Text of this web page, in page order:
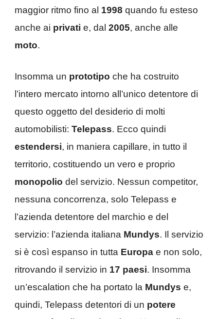
maggior ritmo fino al 1998 quando fu esteso
anche ai privati e, dal 2005, anche alle
moto.
Insomma un prototipo che ha costruito
l’intero mercato intorno all’unico detentore di
questo oggetto del desiderio di molti
automobilisti: Telepass. Ecco quindi
estendersi, in maniera capillare, in tutto il
territorio, costituendo un vero e proprio
monopolio del servizio. Nessun competitor,
nessuna concorrenza, solo Telepass e
l’azienda detentore del marchio e del
servizio: l’azienda italiana Mundys. Il servizio
si è così espanso in tutta Europa e non solo,
ritrovando il servizio in 17 paesi. Insomma
un’escalation che ha portato la Mundys e,
quindi, Telepass detentori di un potere